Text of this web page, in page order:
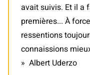
avait suivis. Et il a
premières... À
ressentions
connaissions
» Albert Uderzo